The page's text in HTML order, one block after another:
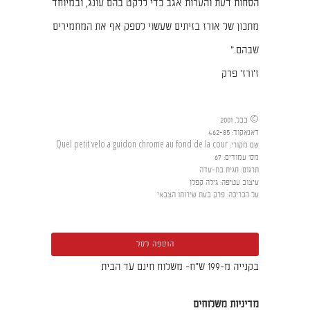
הסחות דעת והערות אגב כדי ללקט בהם עונג, ובמיוחד
מתכון של אורז בזיתים שעשוי לספק אף את המחמירים
שבהם."
ז'ורז' פרק
© בבל, 2001
דאנאקוד:
462-85
שם מקורי:
Quel petit velo a guidon chrome au fond de la cour
מס' עמודים:
67
תרגום: חגית בת-עדה
עיצוב עטיפה: גילה קפלן
על הכריכה: פרק בעת שירותו הצבאי
הוספה לסל
בקנייה מ-199 ש"ח- משלוח חינם עד הבית
מדיניות משלוחים